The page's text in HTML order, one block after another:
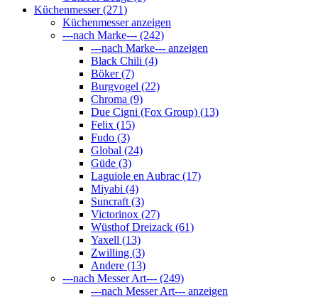
Küchenmesser (271)
Küchenmesser anzeigen
---nach Marke--- (242)
---nach Marke--- anzeigen
Black Chili (4)
Böker (7)
Burgvogel (22)
Chroma (9)
Due Cigni (Fox Group) (13)
Felix (15)
Fudo (3)
Global (24)
Güde (3)
Laguiole en Aubrac (17)
Miyabi (4)
Suncraft (3)
Victorinox (27)
Wüsthof Dreizack (61)
Yaxell (13)
Zwilling (3)
Andere (13)
---nach Messer Art--- (249)
---nach Messer Art--- anzeigen